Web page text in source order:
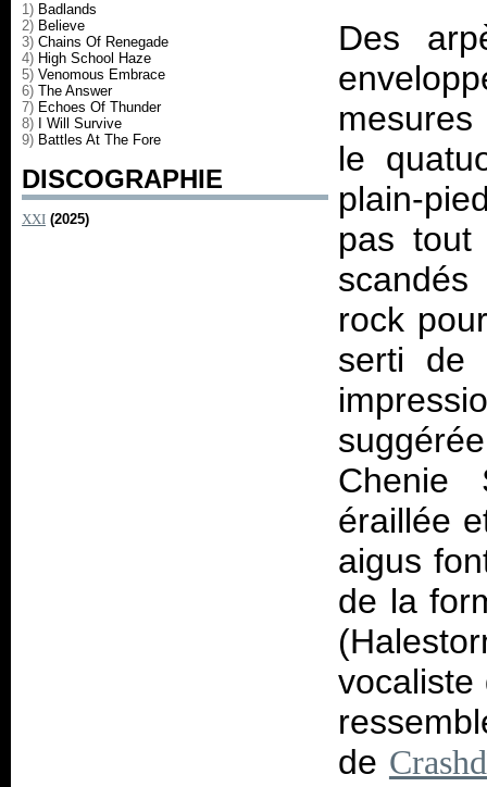
1) Badlands
2) Believe
3) Chains Of Renegade
4) High School Haze
5) Venomous Embrace
6) The Answer
7) Echoes Of Thunder
8)
I Will Survive
9) Battles At The Fore
DISCOGRAPHIE
XXI (2025)
Des
le
plain-
pas
rock
serti de
Chenie
éraillée
aigus
de la
vocaliste
de